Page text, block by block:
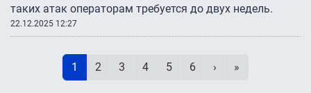
таких атак операторам требуется до двух недель.
22.12.2025 12:27
Текущая страница
1 Page
2 Page
3 Page
4 Page
5 Page
6 Следующая
› Последняя
»